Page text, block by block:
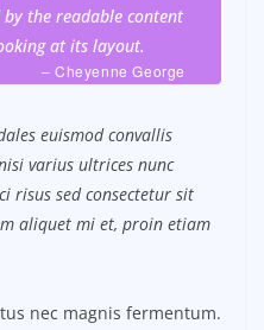
the readable content
at its layout.
– Cheyenne George
euismod convallis
varius ultrices nunc
risus sed consectetur sit
aliquet mi et, proin etiam
nec magnis fermentum.